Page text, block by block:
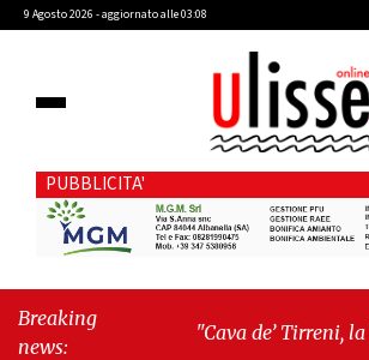
9 Agosto 2026 - aggiornato alle 03:08
PUBBLICITA'
Breaking
news:
"Cava de’ Tirreni, la Villa